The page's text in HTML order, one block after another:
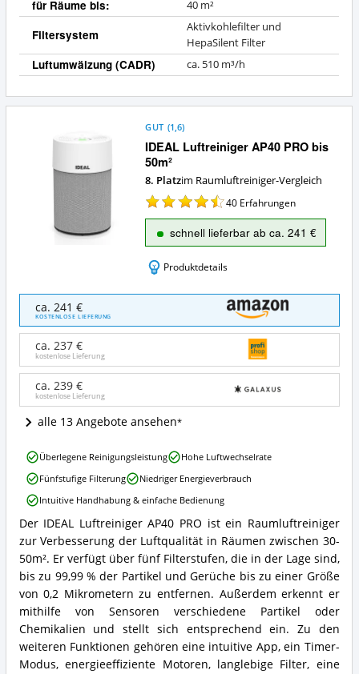
für Räume bis: 40 m²
Filtersystem
Aktivkohlefilter und
HepaSilent Filter
Luftumwälzung (CADR) ca. 510 m³/h
IDEAL Luftreiniger AP40 PRO bis
50m²
GUT (1,6)
8. Platzim Raumluftreiniger-Vergleich
40 Erfahrungen
schnell lieferbar ab ca. 241 €
Produktdetails
IDEAL
Luftreiniger
AP40
PRO
50m²
Angebote:
ist
dieser
erhältlich?
ca. 241 €
KOSTENLOSE LIEFERUNG
ca. 237 €
kostenlose Lieferung
ca. 239 €
kostenlose Lieferung
alle 13 Angebote ansehen
IDEAL
Luftreiniger
AP40
PRO
50m²
Zusammenfassung:
Was
bietet
dieser
Der IDEAL Luftreiniger AP40 PRO ist ein Raumluftreiniger
zur Verbesserung der Luftqualität in Räumen zwischen 30-
50m². Er verfügt über fünf Filterstufen, die in der Lage sind,
bis zu 99,99 % der Partikel und Gerüche bis zu einer Größe
von 0,2 Mikrometern zu entfernen. Außerdem erkennt er
mithilfe von Sensoren verschiedene Partikel oder
Chemikalien und stellt sich entsprechend ein. Zu den
weiteren Funktionen gehören eine intuitive App, ein Timer-
Modus, energieeffiziente Motoren, langlebige Filter, eine
IDEAL
Luftreiniger
AP40
PRO
bis
50m²
Vorteile:
Was
spricht
für
diesen
Raumluftreiniger?
Überlegene Reinigungsleistung
Hohe Luftwechselrate
Fünfstufige Filterung
Niedriger Energieverbrauch
Intuitive Handhabung & einfache Bedienung